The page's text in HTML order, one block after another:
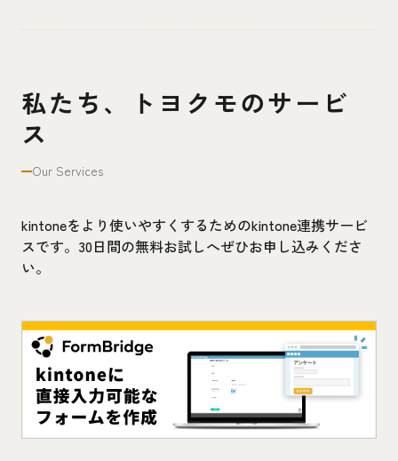
私たち、トヨクモのサービ
ス
Our Services
kintoneをより使いやすくするためのkintone連携サービ
スです。30日間の無料お試しへぜひお申し込みくださ
い。